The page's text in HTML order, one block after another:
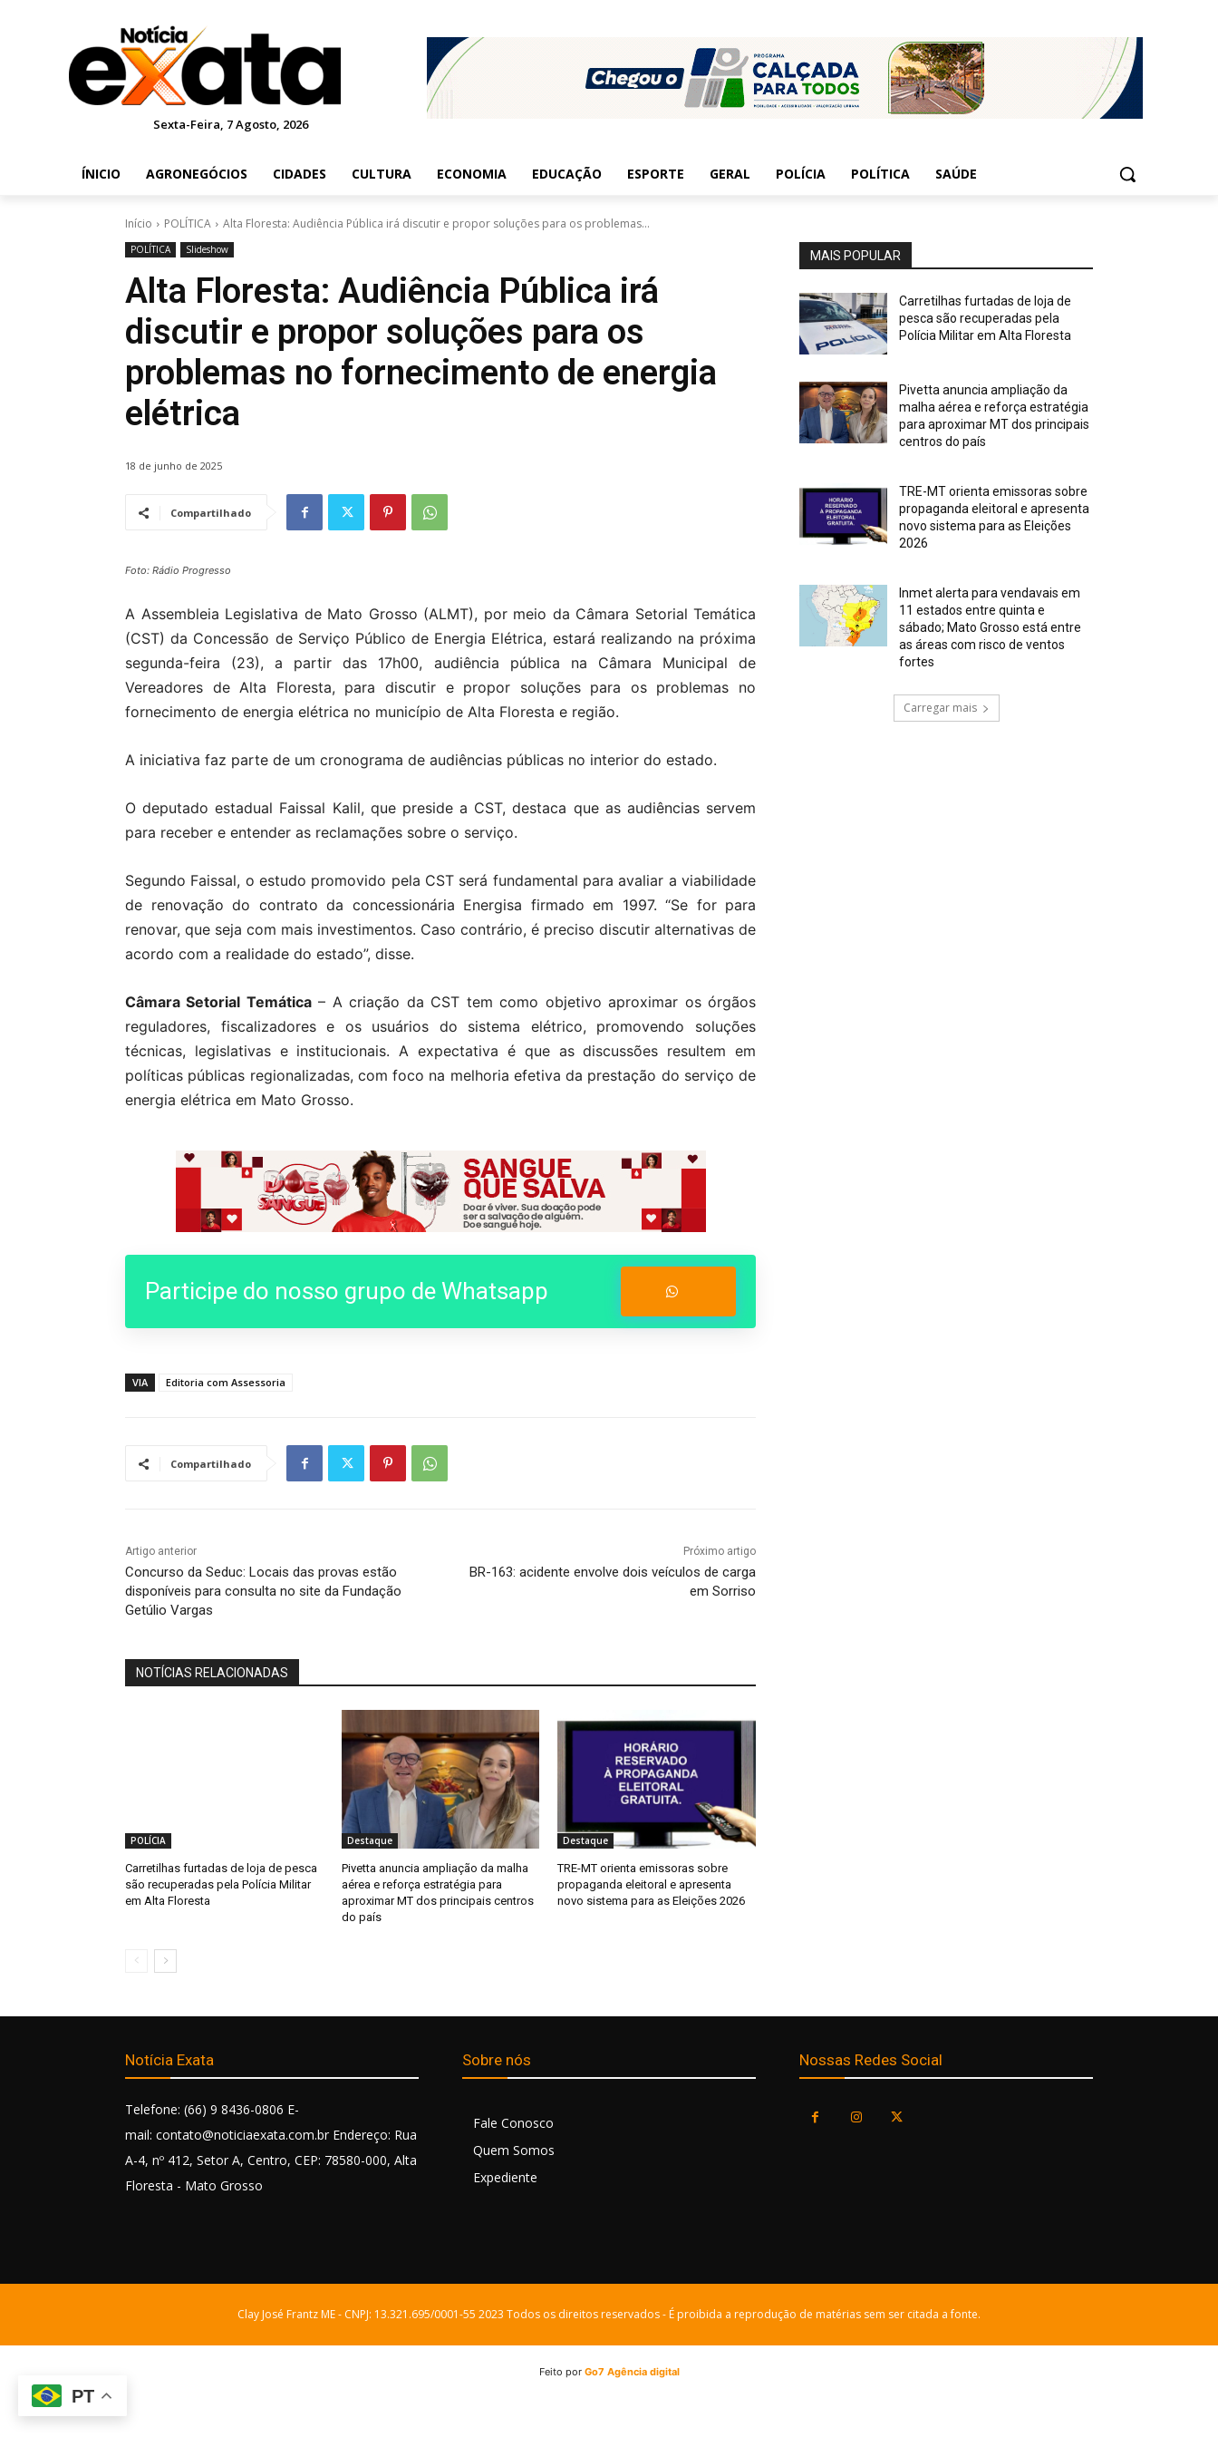
Sexta-Feira, 7 Agosto, 2026
ÍNICIO AGRONEGÓCIOS CIDADES CULTURA ECONOMIA EDUCAÇÃO ESPORTE GERAL POLÍCIA POLÍTICA SAÚDE
Início POLÍTICA Alta Floresta: Audiência Pública irá discutir e propor soluções para os problemas...
POLÍTICA Slideshow
Alta Floresta: Audiência Pública irá
discutir e propor soluções para os
problemas no fornecimento de energia
elétrica
18 de junho de 2025
Compartilhado
Foto: Rádio Progresso
A Assembleia Legislativa de Mato Grosso (ALMT), por meio da Câmara Setorial Temática
(CST) da Concessão de Serviço Público de Energia Elétrica, estará realizando na próxima
segunda-feira (23), a partir das 17h00, audiência pública na Câmara Municipal de
Vereadores de Alta Floresta, para discutir e propor soluções para os problemas no
fornecimento de energia elétrica no município de Alta Floresta e região.
A iniciativa faz parte de um cronograma de audiências públicas no interior do estado.
O deputado estadual Faissal Kalil, que preside a CST, destaca que as audiências servem
para receber e entender as reclamações sobre o serviço.
Segundo Faissal, o estudo promovido pela CST será fundamental para avaliar a viabilidade
de renovação do contrato da concessionária Energisa firmado em 1997. “Se for para
renovar, que seja com mais investimentos. Caso contrário, é preciso discutir alternativas de
acordo com a realidade do estado”, disse.
Câmara Setorial Temática– A criação da CST tem como objetivo aproximar os órgãos
reguladores, fiscalizadores e os usuários do sistema elétrico, promovendo soluções
técnicas, legislativas e institucionais. A expectativa é que as discussões resultem em
políticas públicas regionalizadas, com foco na melhoria efetiva da prestação do serviço de
energia elétrica em Mato Grosso.
Participe do nosso grupo de Whatsapp
VIA Editoria com Assessoria
Compartilhado
Artigo anterior
Concurso da Seduc: Locais das provas estão
disponíveis para consulta no site da Fundação
Getúlio Vargas
Próximo artigo
BR-163: acidente envolve dois veículos de carga
em Sorriso
NOTÍCIAS RELACIONADAS
POLÍCIA
Carretilhas furtadas de loja de pesca
são recuperadas pela Polícia Militar
em Alta Floresta
Destaque
Pivetta anuncia ampliação da malha
aérea e reforça estratégia para
aproximar MT dos principais centros
do país
Destaque
TRE-MT orienta emissoras sobre
propaganda eleitoral e apresenta
novo sistema para as Eleições 2026
MAIS POPULAR
Carretilhas furtadas de loja de
pesca são recuperadas pela
Polícia Militar em Alta Floresta
Pivetta anuncia ampliação da
malha aérea e reforça estratégia
para aproximar MT dos principais
centros do país
TRE-MT orienta emissoras sobre
propaganda eleitoral e apresenta
novo sistema para as Eleições
2026
Inmet alerta para vendavais em
11 estados entre quinta e
sábado; Mato Grosso está entre
as áreas com risco de ventos
fortes
Carregar mais
Notícia Exata
Telefone: (66) 9 8436-0806 E-
mail: contato@noticiaexata.com.br Endereço: Rua
A-4, nº 412, Setor A, Centro, CEP: 78580-000, Alta
Floresta - Mato Grosso
Sobre nós
Fale Conosco
Quem Somos
Expediente
Nossas Redes Social
Clay José Frantz ME - CNPJ: 13.321.695/0001-55 2023 Todos os direitos reservados - É proibida a reprodução de matérias sem ser citada a fonte.
Feito porGo7 Agência digital
PT